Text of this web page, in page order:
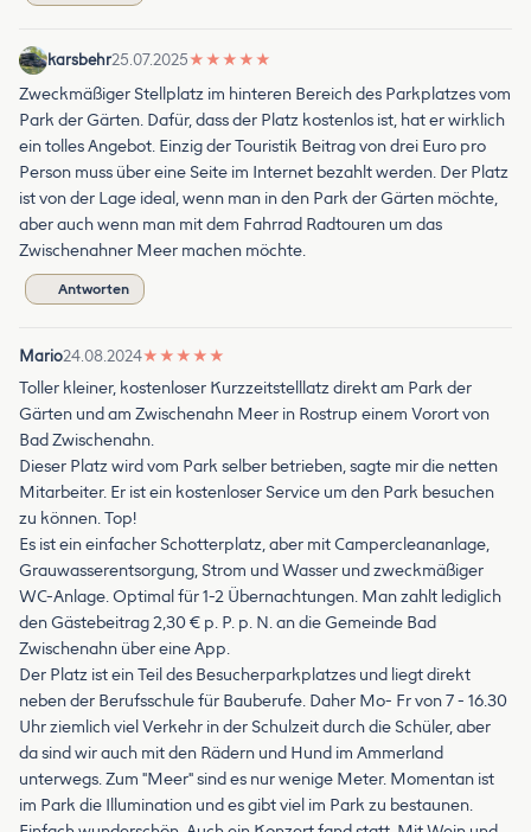
karsbehr25.07.2025★ ★ ★ ★ ★
Zweckmäßiger Stellplatz im hinteren Bereich des Parkplatzes vom
Park der Gärten. Dafür, dass der Platz kostenlos ist, hat er wirklich
ein tolles Angebot. Einzig der Touristik Beitrag von drei Euro pro
Person muss über eine Seite im Internet bezahlt werden. Der Platz
ist von der Lage ideal, wenn man in den Park der Gärten möchte,
aber auch wenn man mit dem Fahrrad Radtouren um das
Zwischenahner Meer machen möchte.
Antworten
Mario24.08.2024★ ★ ★ ★ ★
Toller kleiner, kostenloser Kurzzeitstelllatz direkt am Park der
Gärten und am Zwischenahn Meer in Rostrup einem Vorort von
Bad Zwischenahn.
Dieser Platz wird vom Park selber betrieben, sagte mir die netten
Mitarbeiter. Er ist ein kostenloser Service um den Park besuchen
zu können. Top!
Es ist ein einfacher Schotterplatz, aber mit Campercleananlage,
Grauwasserentsorgung, Strom und Wasser und zweckmäßiger
WC-Anlage. Optimal für 1-2 Übernachtungen. Man zahlt lediglich
den Gästebeitrag 2,30 € p. P. p. N. an die Gemeinde Bad
Zwischenahn über eine App.
Der Platz ist ein Teil des Besucherparkplatzes und liegt direkt
neben der Berufsschule für Bauberufe. Daher Mo- Fr von 7 - 16.30
Uhr ziemlich viel Verkehr in der Schulzeit durch die Schüler, aber
da sind wir auch mit den Rädern und Hund im Ammerland
unterwegs. Zum "Meer" sind es nur wenige Meter. Momentan ist
im Park die Illumination und es gibt viel im Park zu bestaunen.